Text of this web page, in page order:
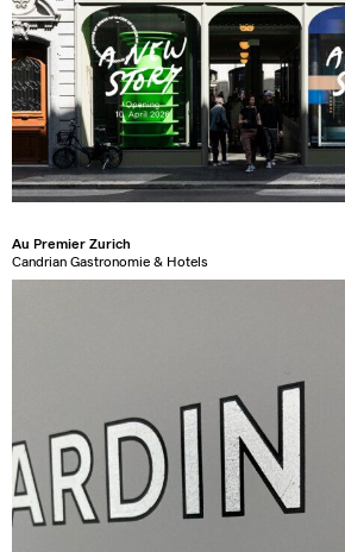
Au Premier Zurich
Candrian Gastronomie & Hotels